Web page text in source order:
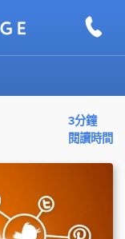
3分鐘
閱讀時間